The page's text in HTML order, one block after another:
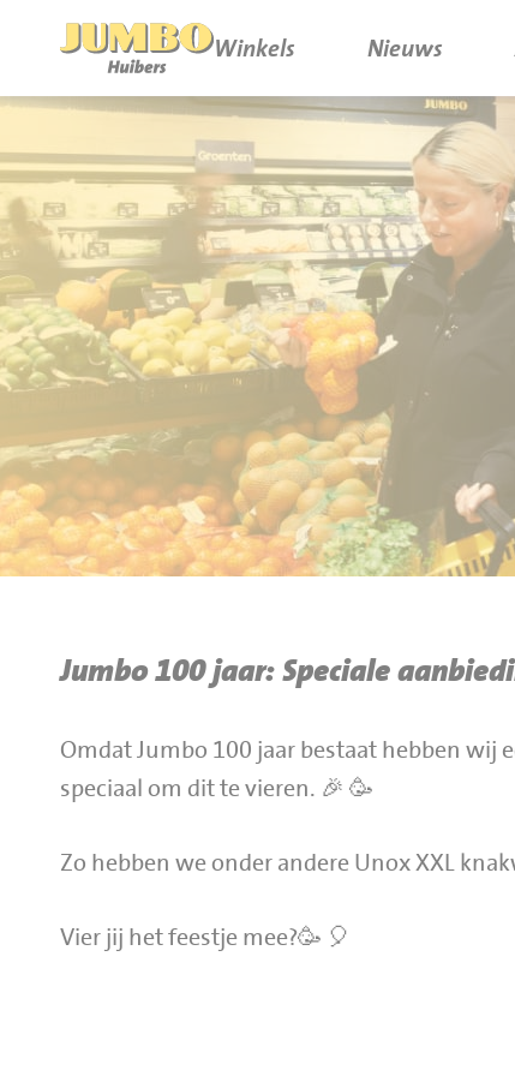
Winkels Nieuws
P.W.A. Park
Bruïneplein
Petenbos
Nieuws
Acties
Werken bij Jumbo Huibers
Vacatures en Solliciteren
Werken en leren
Jumbo.com
BBQ gigant webshop
Jumbo 100 jaar: Speciale
Omdat Jumbo 100 jaar bestaat hebben wij
speciaal om dit te vieren. 🎉 🥳
Zo hebben we onder andere Unox XXL
Vier jij het feestje mee?🥳 🎈